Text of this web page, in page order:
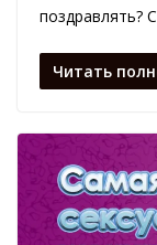
поздравлять?
Читать